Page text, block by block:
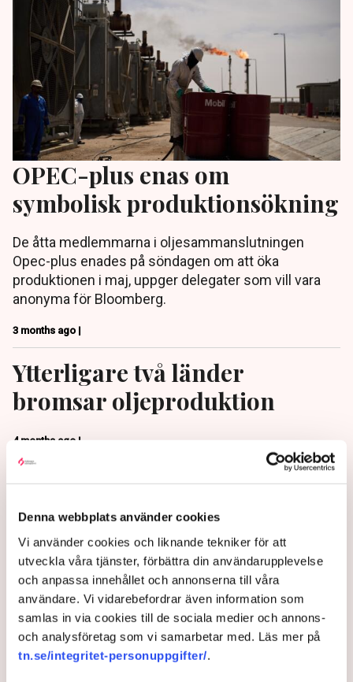
Denna webbplats använder cookies
Vi använder cookies och liknande tekniker för att
utveckla våra tjänster, förbättra din användarupplevelse
och anpassa innehållet och annonserna till våra
användare. Vi vidarebefordrar även information som
samlas in via cookies till de sociala medier och annons-
och analysföretag som vi samarbetar med. Läs mer på
tn.se/integritet-personuppgifter/.
OPEC-plus enas om
symbolisk produktionsökning
De åtta medlemmarna i oljesammanslutningen
Opec-plus enades på söndagen om att öka
produktionen i maj, uppger delegater som vill vara
anonyma för Bloomberg.
3 months ago |
Ytterligare två länder
bromsar oljeproduktion
4 months ago |
Experten räknar med